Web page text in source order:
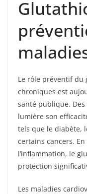
Le rôle préventif du
chroniques est
santé publique.
lumière son
tels que le diabète,
certains cancers.
l’inflammation, le
protection
Les maladies